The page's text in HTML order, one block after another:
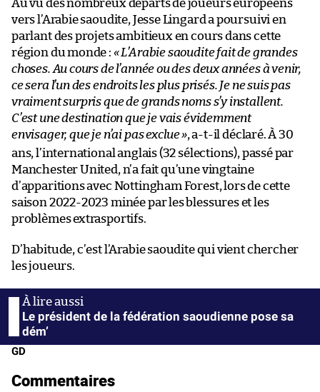
Au vu des nombreux départs de joueurs européens
vers l’Arabie saoudite, Jesse Lingard a poursuivi en
parlant des projets ambitieux en cours dans cette
région du monde : « L’Arabie saoudite fait de grandes
choses. Au cours de l’année ou des deux années à venir,
ce sera l’un des endroits les plus prisés. Je ne suis pas
vraiment surpris que de grands noms s’y installent.
C’est une destination que je vais évidemment
envisager, que je n’ai pas exclue», a-t-il déclaré. À 30
ans, l’international anglais (32 sélections), passé par
Manchester United, n’a fait qu’une vingtaine
d’apparitions avec Nottingham Forest, lors de cette
saison 2022-2023 minée par les blessures et les
problèmes extrasportifs.
D’habitude, c’est l’Arabie saoudite qui vient chercher
les joueurs.
Le président de la fédération saoudienne pose sa
dém’
GD
Commentaires